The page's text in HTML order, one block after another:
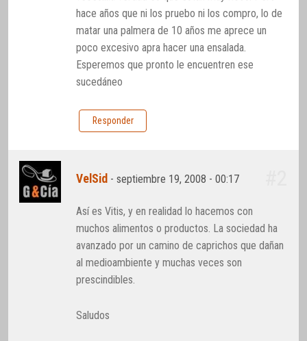
hace años que ni los pruebo ni los compro, lo de
matar una palmera de 10 años me aprece un
poco excesivo apra hacer una ensalada.
Esperemos que pronto le encuentren ese
sucedáneo
Responder
VelSid -septiembre 19, 2008 - 00:17
Así es Vitis, y en realidad lo hacemos con
muchos alimentos o productos. La sociedad ha
avanzado por un camino de caprichos que dañan
al medioambiente y muchas veces son
prescindibles.
Saludos